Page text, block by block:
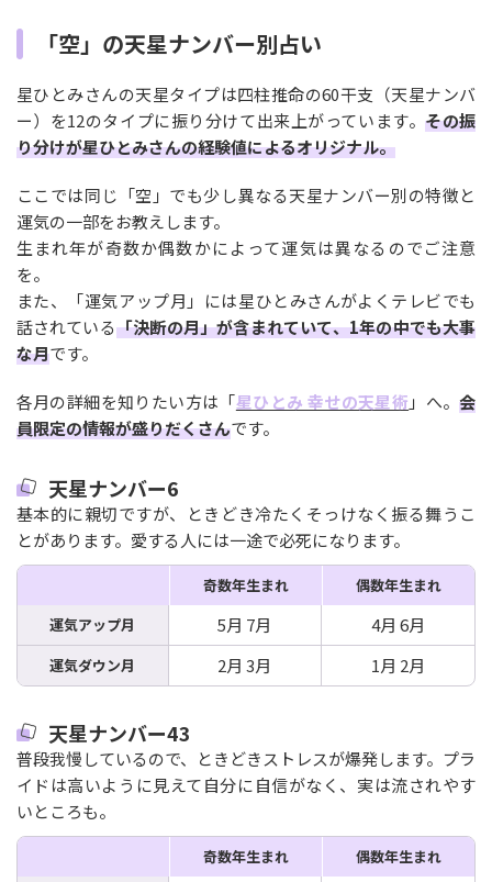
「空」の天星ナンバー別占い
星ひとみさんの天星タイプは四柱推命の60干支（天星ナンバ
ー）を12のタイプに振り分けて出来上がっています。その振
り分けが星ひとみさんの経験値によるオリジナル。
ここでは同じ「空」でも少し異なる天星ナンバー別の特徴と
運気の一部をお教えします。
生まれ年が奇数か偶数かによって運気は異なるのでご注意
を。
また、「運気アップ月」には星ひとみさんがよくテレビでも
話されている「決断の月」が含まれていて、1年の中でも大事
な月です。
各月の詳細を知りたい方は「星ひとみ 幸せの天星術 」へ。会
員限定の情報が盛りだくさんです。
天星ナンバー6
基本的に親切ですが、ときどき冷たくそっけなく振る舞うこ
とがあります。愛する人には一途で必死になります。
奇数年生まれ
偶数年生まれ
運気アップ月
5月 7月 4月 6月
運気ダウン月 2月 3月 1月 2月
天星ナンバー43
普段我慢しているので、ときどきストレスが爆発します。プラ
イドは高いように見えて自分に自信がなく、実は流されやす
いところも。
奇数年生まれ
偶数年生まれ